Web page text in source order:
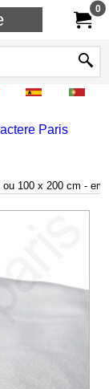
0
Paris
100 x 200 cm -